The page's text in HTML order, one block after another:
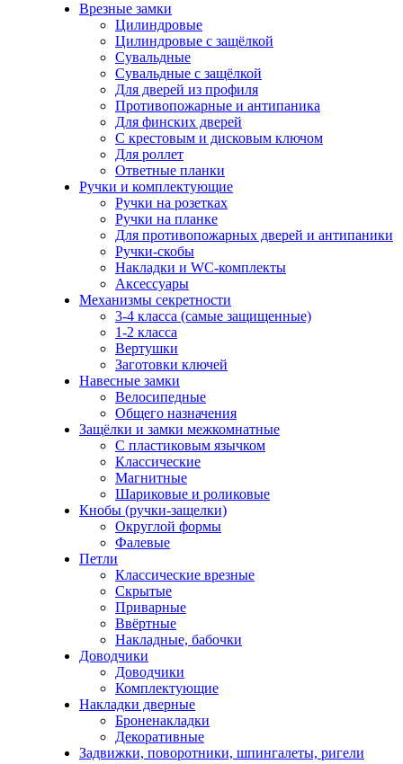
Врезные замки
Цилиндровые
Цилиндровые с защёлкой
Сувальдные
Сувальдные с защёлкой
Для дверей из профиля
Противопожарные и антипаника
Для финских дверей
С крестовым и дисковым ключом
Для роллет
Ответные планки
Ручки и комплектующие
Ручки на розетках
Ручки на планке
Для противопожарных дверей и антипаники
Ручки-скобы
Накладки и WC-комплекты
Аксессуары
Механизмы секретности
3-4 класса (самые защищенные)
1-2 класса
Вертушки
Заготовки ключей
Навесные замки
Велосипедные
Общего назначения
Защёлки и замки межкомнатные
С пластиковым язычком
Классические
Магнитные
Шариковые и роликовые
Кнобы (ручки-защелки)
Округлой формы
Фалевые
Петли
Классические врезные
Скрытые
Приварные
Ввёртные
Накладные, бабочки
Доводчики
Доводчики
Комплектующие
Накладки дверные
Броненакладки
Декоративные
Задвижки, поворотники, шпингалеты, ригели